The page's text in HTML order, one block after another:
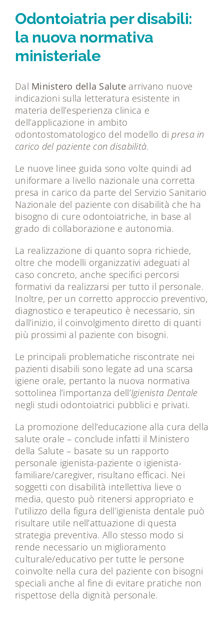
Dicono di noi
Contatti
Odontoiatria per disabili:
la nuova normativa
ministeriale
Dal Ministero della Salute arrivano nuove
indicazioni sulla letteratura esistente in
materia dell’esperienza clinica e
dell’applicazione in ambito
odontostomatologico del modello dipresa in
carico del paziente con disabilità.
Le nuove linee guida sono volte quindi ad
uniformare a livello nazionale una corretta
presa in carico da parte del Servizio Sanitario
Nazionale del paziente con disabilità che ha
bisogno di cure odontoiatriche, in base al
grado di collaborazione e autonomia.
La realizzazione di quanto sopra richiede,
oltre che modelli organizzativi adeguati al
caso concreto, anche specifici percorsi
formativi da realizzarsi per tutto il personale.
Inoltre, per un corretto approccio preventivo,
diagnostico e terapeutico è necessario, sin
dall’inizio, il coinvolgimento diretto di quanti
più prossimi al paziente con bisogni.
Le principali problematiche riscontrate nei
pazienti disabili sono legate ad una scarsa
igiene orale, pertanto la nuova normativa
sottolinea l’importanza dell’Igienista Dentale
negli studi odontoiatrici pubblici e privati.
La promozione dell’educazione alla cura della
salute orale – conclude infatti il Ministero
della Salute – basate su un rapporto
personale igienista-paziente o igienista-
familiare/caregiver, risultano efficaci. Nei
soggetti con disabilità intellettiva lieve o
media, questo può ritenersi appropriato e
l’utilizzo della figura dell’igienista dentale può
risultare utile nell’attuazione di questa
strategia preventiva. Allo stesso modo si
rende necessario un miglioramento
culturale/educativo per tutte le persone
coinvolte nella cura del paziente con bisogni
speciali anche al fine di evitare pratiche non
rispettose della dignità personale.